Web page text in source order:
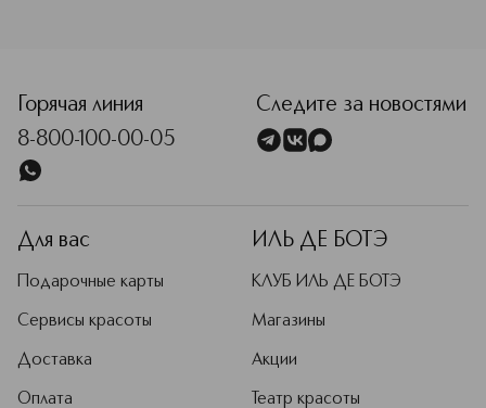
Горячая линия
8-800-100-00-05
Следите за новостями
Для вас
Подарочные карты
Сервисы красоты
Доставка
Оплата
ИЛЬ ДЕ БОТЭ
КЛУБ ИЛЬ ДЕ БОТЭ
Магазины
Акции
Театр красоты